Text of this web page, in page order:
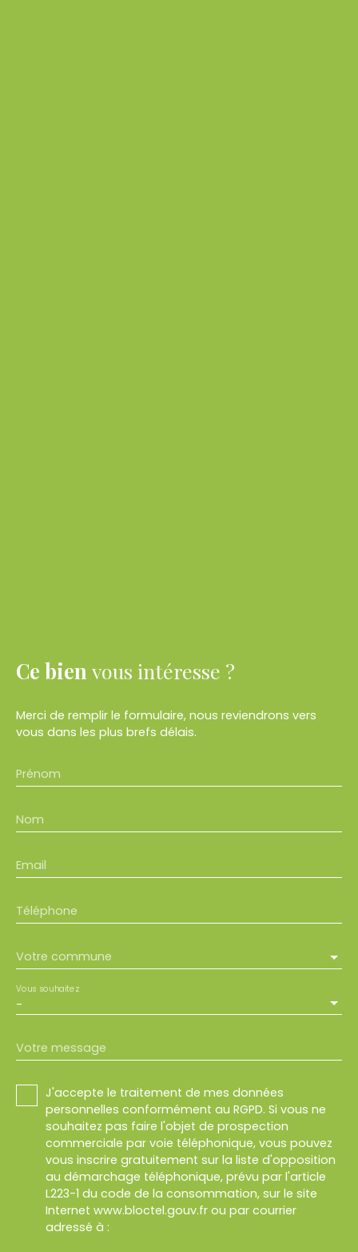
Ce bien vous intéresse ?
Merci de remplir le formulaire, nous reviendrons vers
vous dans les plus brefs délais.
Prénom
Nom
Email
Téléphone
Votre commune
-
Vous souhaitez
Votre message
J'accepte le traitement de mes données
personnelles conformément au RGPD. Si vous ne
souhaitez pas faire l'objet de prospection
commerciale par voie téléphonique, vous pouvez
vous inscrire gratuitement sur la liste d'opposition
au démarchage téléphonique, prévu par l'article
L223-1 du code de la consommation, sur le site
Internet www.bloctel.gouv.fr ou par courrier
adressé à :